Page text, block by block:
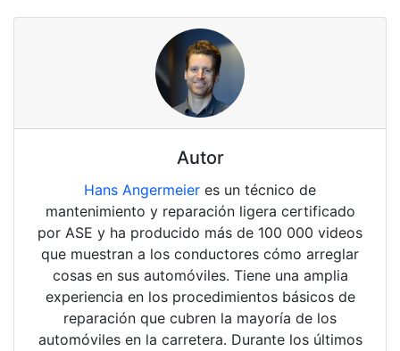
Autor
Hans Angermeier es un técnico de
mantenimiento y reparación ligera certificado
por ASE y ha producido más de 100 000 videos
que muestran a los conductores cómo arreglar
cosas en sus automóviles. Tiene una amplia
experiencia en los procedimientos básicos de
reparación que cubren la mayoría de los
automóviles en la carretera. Durante los últimos